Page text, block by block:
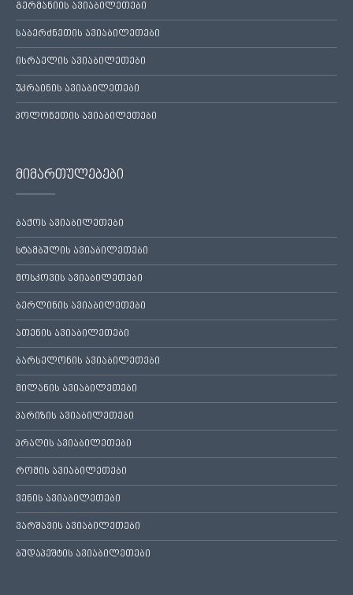
გერმანიის ავიაბილეთები
საბერძნეთის ავიაბილეთები
ისრაელის ავიაბილეთები
უკრაინის ავიაბილეთები
პოლონეთის ავიაბილეთები
მიმართულებები
ბაქოს ავიაბილეთები
სტამბულის ავიაბილეთები
მოსკოვის ავიაბილეთები
ბერლინის ავიაბილეთები
ათენის ავიაბილეთები
ბარსელონის ავიაბილეთები
მილანის ავიაბილეთები
პარიზის ავიაბილეთები
პრაღის ავიაბილეთები
რომის ავიაბილეთები
ვენის ავიაბილეთები
ვარშავის ავიაბილეთები
ბუდაპეშტის ავიაბილეთები